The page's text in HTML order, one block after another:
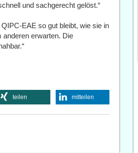
und sachgerecht gelöst.“
EAE so gut bleibt, wie sie in
erwarten. Die
teilen mitteilen